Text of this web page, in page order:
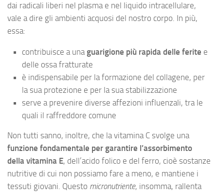
dai radicali liberi nel plasma e nel liquido intracellulare,
vale a dire gli ambienti acquosi del nostro corpo. In più,
essa:
contribuisce a una guarigione più rapida delle ferite e
delle ossa fratturate
è indispensabile per la formazione del collagene, per
la sua protezione e per la sua stabilizzazione
serve a prevenire diverse affezioni influenzali, tra le
quali il raffreddore comune
Non tutti sanno, inoltre, che la vitamina C svolge una
funzione fondamentale per garantire l’assorbimento
della vitamina E, dell’acido folico e del ferro, cioè sostanze
nutritive di cui non possiamo fare a meno, e mantiene i
tessuti giovani. Questo micronutriente, insomma, rallenta